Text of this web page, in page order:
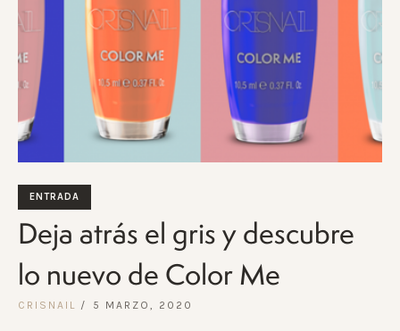
ENTRADA
Deja atrás el gris y descubre
lo nuevo de Color Me
CRISNAIL 5 MARZO, 2020